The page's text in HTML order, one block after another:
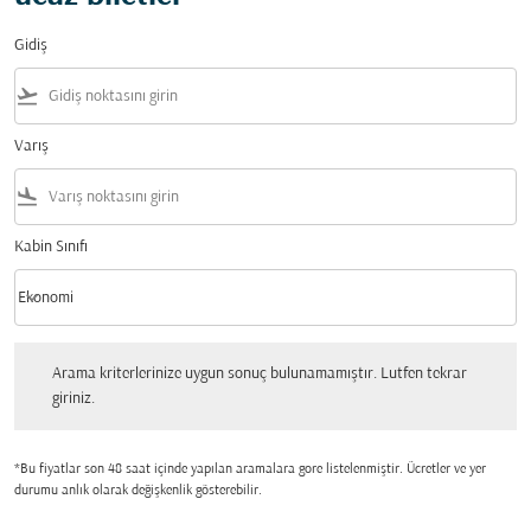
Gidiş
flight_takeoff
Varış
flight_land
Kabin Sınıfı
Kabin Sınıfı option Ekonomi Selected
Ekonomi
keyboard_arrow_down
Arama kriterlerinize uygun sonuç bulunamamıştır. Lutfen tekrar
giriniz.
*Bu fiyatlar son 48 saat içinde yapılan aramalara gore listelenmiştir. Ücretler ve yer
durumu anlık olarak değişkenlik gösterebilir.